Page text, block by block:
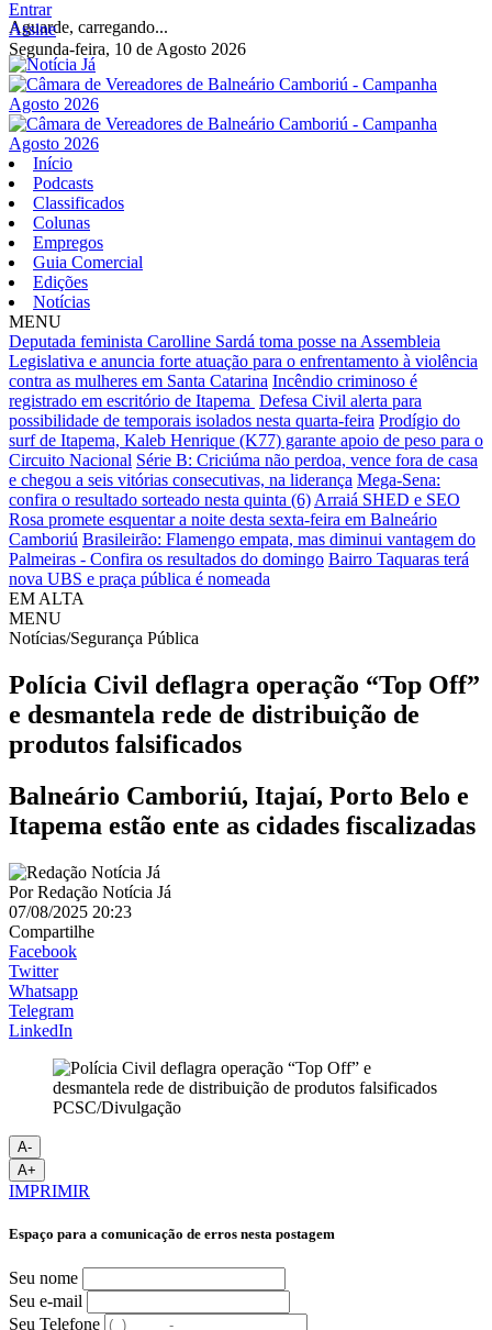
Aguarde, carregando...
Entrar
Assine
Segunda-feira, 10 de Agosto 2026
Início
Podcasts
Classificados
Colunas
Empregos
Guia Comercial
Edições
Notícias
MENU
Deputada feminista Carolline Sardá toma posse na Assembleia
Legislativa e anuncia forte atuação para o enfrentamento à violência
contra as mulheres em Santa Catarina Incêndio criminoso é
registrado em escritório de Itapema Defesa Civil alerta para
possibilidade de temporais isolados nesta quarta-feira Prodígio do
surf de Itapema, Kaleb Henrique (K77) garante apoio de peso para o
Circuito Nacional Série B: Criciúma não perdoa, vence fora de casa
e chegou a seis vitórias consecutivas, na liderança Mega-Sena:
confira o resultado sorteado nesta quinta (6) Arraiá SHED e SEO
Rosa promete esquentar a noite desta sexta-feira em Balneário
Camboriú Brasileirão: Flamengo empata, mas diminui vantagem do
Palmeiras - Confira os resultados do domingo Bairro Taquaras terá
nova UBS e praça pública é nomeada
EM ALTA
MENU
Notícias/Segurança Pública
Polícia Civil deflagra operação “Top Off”
e desmantela rede de distribuição de
produtos falsificados
Balneário Camboriú, Itajaí, Porto Belo e
Itapema estão ente as cidades fiscalizadas
PorRedação Notícia Já
07/08/2025 20:23
Compartilhe
Facebook
Twitter
Whatsapp
Telegram
LinkedIn
PCSC/Divulgação
A-
A+
IMPRIMIR
Espaço para a comunicação de erros nesta postagem
Seu nome
Seu e-mail
Seu Telefone